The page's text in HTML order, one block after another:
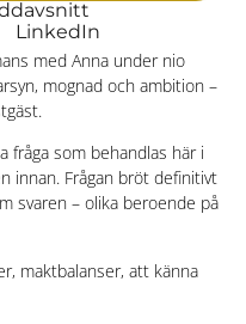
med Anna under nio
mognad och ambition –
fråga som behandlas här i
innan. Frågan bröt definitivt
svaren – olika beroende på
maktbalanser, att känna
LinkedIn